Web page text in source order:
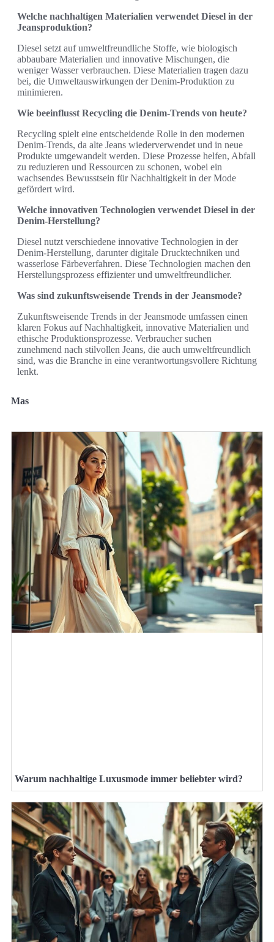
Welche nachhaltigen Materialien verwendet Diesel in der
Jeansproduktion?
Diesel setzt auf umweltfreundliche Stoffe, wie biologisch
abbaubare Materialien und innovative Mischungen, die
weniger Wasser verbrauchen. Diese Materialien tragen dazu
bei, die Umweltauswirkungen der Denim-Produktion zu
minimieren.
Wie beeinflusst Recycling die Denim-Trends von heute?
Recycling spielt eine entscheidende Rolle in den modernen
Denim-Trends, da alte Jeans wiederverwendet und in neue
Produkte umgewandelt werden. Diese Prozesse helfen, Abfall
zu reduzieren und Ressourcen zu schonen, wobei ein
wachsendes Bewusstsein für Nachhaltigkeit in der Mode
gefördert wird.
Welche innovativen Technologien verwendet Diesel in der
Denim-Herstellung?
Diesel nutzt verschiedene innovative Technologien in der
Denim-Herstellung, darunter digitale Drucktechniken und
wasserlose Färbeverfahren. Diese Technologien machen den
Herstellungsprozess effizienter und umweltfreundlicher.
Was sind zukunftsweisende Trends in der Jeansmode?
Zukunftsweisende Trends in der Jeansmode umfassen einen
klaren Fokus auf Nachhaltigkeit, innovative Materialien und
ethische Produktionsprozesse. Verbraucher suchen
zunehmend nach stilvollen Jeans, die auch umweltfreundlich
sind, was die Branche in eine verantwortungsvollere Richtung
lenkt.
Mas
Warum nachhaltige Luxusmode immer beliebter wird?